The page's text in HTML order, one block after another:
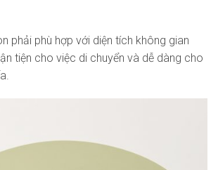
phải phù hợp với diện tích không gian
tiện cho việc di chuyển và dễ dàng cho